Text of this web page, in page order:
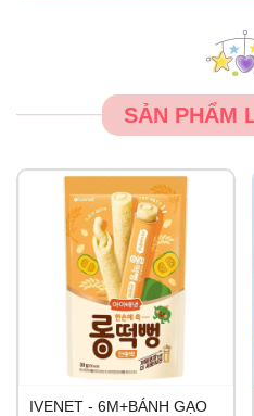
SẢN PHẨM
IVENET - 6M+BÁNH GẠO